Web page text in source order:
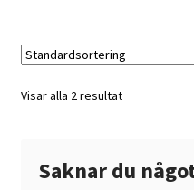
Visar alla 2 resultat
Saknar du